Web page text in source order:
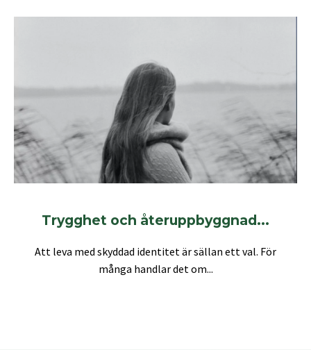
Trygghet och återuppbyggnad...
Att leva med skyddad identitet är sällan ett val. För
många handlar det om...